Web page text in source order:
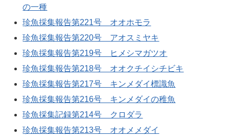
の一種
珍魚採集報告第221号 オオホモラ
珍魚採集報告第220号 アオスミヤキ
珍魚採集報告第219号 ヒメシマガツオ
珍魚採集報告第218号 オオクチイシチビキ
珍魚採集報告第217号 キンメダイ標識魚
珍魚採集報告第216号 キンメダイの稚魚
珍魚採集記録第214号 クロダラ
珍魚採集報告第213号 オオメメダイ